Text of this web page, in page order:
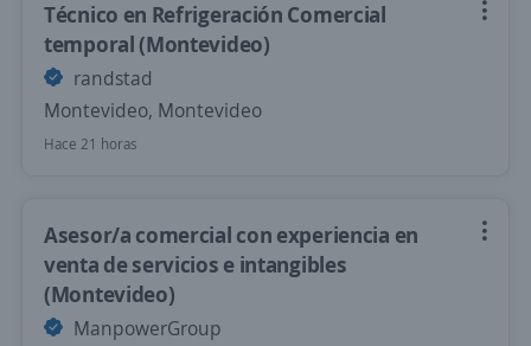
Técnico en Refrigeración Comercial
temporal (Montevideo)
randstad
Montevideo, Montevideo
Hace 21 horas
Asesor/a comercial con experiencia en
venta de servicios e intangibles
(Montevideo)
ManpowerGroup